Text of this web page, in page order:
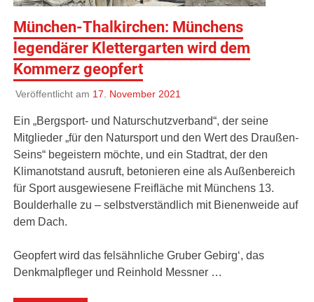
München-Thalkirchen: Münchens
legendärer Klettergarten wird dem
Kommerz geopfert
Veröffentlicht am 17. November 2021
Ein „Bergsport- und Naturschutzverband“, der seine
Mitglieder „für den Natursport und den Wert des Draußen-
Seins“ begeistern möchte, und ein Stadtrat, der den
Klimanotstand ausruft, betonieren eine als Außenbereich
für Sport ausgewiesene Freifläche mit Münchens 13.
Boulderhalle zu – selbstverständlich mit Bienenweide auf
dem Dach.
Geopfert wird das felsähnliche Gruber Gebirg‘, das
Denkmalpfleger und Reinhold Messner …